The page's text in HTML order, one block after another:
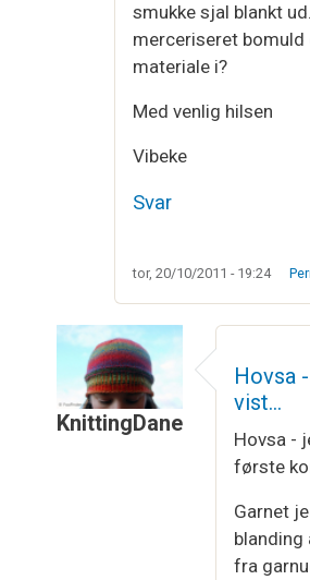
smukke sjal blankt
merceriseret bomuld
materiale i?
Med venlig hilsen
Vibeke
Svar
tor, 20/10/2011 - 19:24
KnittingDane
Hej Irene…af
Hovsa
vist…
Hovsa -
første
Garnet
blanding
fra